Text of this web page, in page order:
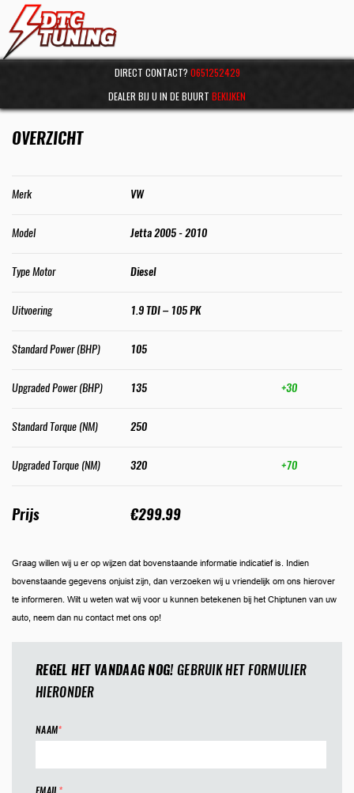
DIRECT CONTACT? 0651252429
DEALER BIJ U IN DE BUURT BEKIJKEN
OVERZICHT
Merk VW
Model Jetta 2005 - 2010
Type Motor Diesel
Uitvoering 1.9 TDI – 105 PK
Standard Power (BHP) 105
Upgraded Power (BHP) 135 +30
Standard Torque (NM) 250
Upgraded Torque (NM) 320 +70
Prijs €299.99
Graag willen wij u er op wijzen dat bovenstaande informatie indicatief is. Indien
bovenstaande gegevens onjuist zijn, dan verzoeken wij u vriendelijk om ons hierover
te informeren. Wilt u weten wat wij voor u kunnen betekenen bij het Chiptunen van uw
auto, neem dan nu contact met ons op!
REGEL HET VANDAAG NOG!GEBRUIK HET FORMULIER
HIERONDER
NAAM*